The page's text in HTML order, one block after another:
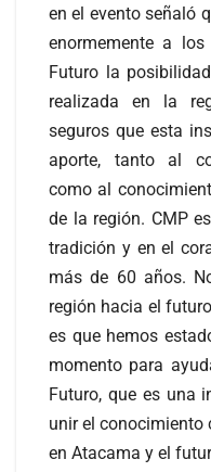
en el evento señaló
enormemente a los
Futuro la
realizada en la
seguros que esta
aporte, tanto al
como al
de la región. CMP
tradición y en el
más de 60 años.
región hacia el
es que hemos
momento para
Futuro, que es una
unir el conocimiento
en Atacama y el